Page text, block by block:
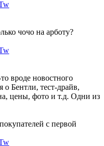
чочо на арботу?
вроде новостного
о Бентли, тест-драйв,
цены, фото и т.д. Одни из
с первой